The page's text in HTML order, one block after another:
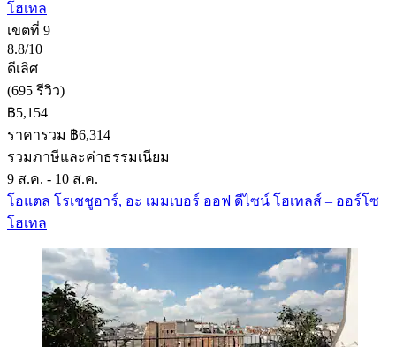
โฮเทล
เขตที่ 9
8.8/10
ดีเลิศ
(695 รีวิว)
฿5,154
ราคารวม ฿6,314
รวมภาษีและค่าธรรมเนียม
9 ส.ค. - 10 ส.ค.
โอแตล โรเชชูอาร์, อะ เมมเบอร์ ออฟ ดีไซน์ โฮเทลส์ – ออร์โซ
โฮเทล